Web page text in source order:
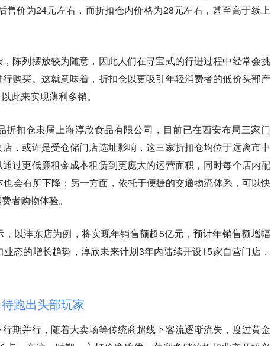
售价为24元左右，而折扣仓内价格为28元左右，甚至高于线上
陈列摆放较为随意，因此人们在寻宝式的行进过程中经常会挑
购买。这就意味着， 折扣仓以更吸引年轻消费者的低价头部产
此来实现薄利多销。
折扣仓隶属上海淳欣食品有限公司，目前已在西安布局三家门
店 ，或许是受仓储门店选址影响，这三家折扣仓均位于远离市中
过更低廉租金成本租赁到更庞大的运营面积，同时每个店内配
会有所下降；另一方面，依托于便捷的交通物流体系，可以快
者购物体验。
以沣东店为例，将实现年销售额超5亿元，预计年销售额增幅
态的增长趋势，淳欣未来计划3年内陆续开设15家自营门店，
跑出头部玩家
期并行，随着大卖场等传统商超线下客流逐渐流失，度过黄金